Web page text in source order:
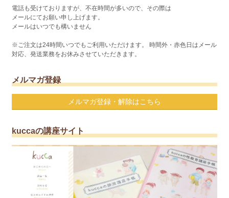
電話も受けておりますが、不在時間が多いので、その際は
メールにてお願い申し上げます。
メールはいつでも構いません
※ご注文は24時間いつでもご利用いただけます。 時間外・赤色日はメール
対応、発送業務をお休みさせていただきます。
メルマガ登録
メルマガ登録・解除はこちら
kuccaの講座サイト